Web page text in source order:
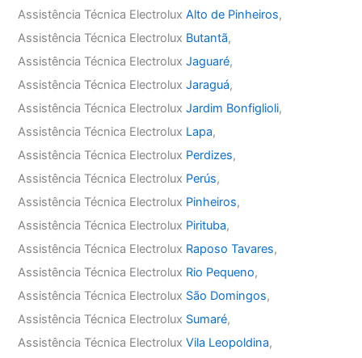
Assistência Técnica ElectroluxAlto de Pinheiros,
Assistência Técnica Electrolux Butantã,
Assistência Técnica ElectroluxJaguaré,
Assistência Técnica ElectroluxJaraguá,
Assistência Técnica ElectroluxJardim Bonfiglioli,
Assistência Técnica Electrolux Lapa,
Assistência Técnica Electrolux Perdizes,
Assistência Técnica Electrolux Perús,
Assistência Técnica Electrolux Pinheiros,
Assistência Técnica Electrolux Pirituba,
Assistência Técnica Electrolux Raposo Tavares,
Assistência Técnica Electrolux Rio Pequeno,
Assistência Técnica Electrolux São Domingos,
Assistência Técnica Electrolux Sumaré,
Assistência Técnica ElectroluxVila Leopoldina,